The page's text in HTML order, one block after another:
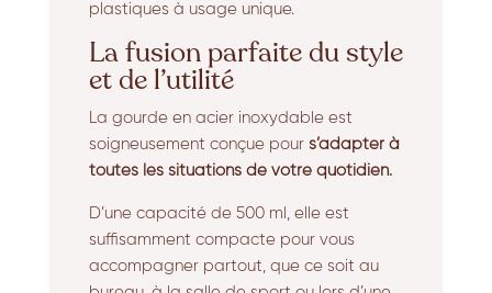
plastiques à usage unique.
La fusion parfaite du style
et de l’utilité
La gourde en acier inoxydable est
soigneusement conçue pour s’adapter à
toutes les situations de votre quotidien.
D’une capacité de 500 ml, elle est
suffisamment compacte pour vous
accompagner partout, que ce soit au